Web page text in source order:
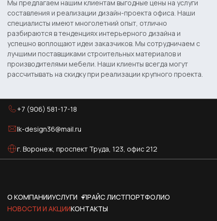
Мы предлагаем нашим клиентам выгодные цены на услуги
составления и реализации дизайн-проекта офиса. Наши
специалисты имеют многолетний опыт, отлично
разбираются в тенденциях интерьерного дизайна и
успешно воплощают идеи заказчиков. Мы сотрудничаем с
лучшими поставщиками строительных материалов и
производителями мебели. Наши клиенты всегда могут
рассчитывать на скидку при реализации крупного проекта.
+7 (906) 581-17-18
lk-design36@mail.ru
г. Воронеж, проспект Труда, 123, офис 212
О КОМПАНИИУСЛУГИ ПРАЙС ЛИСТПОРТФОЛИО
НОВОСТИ И АКЦИИКОНТАКТЫ